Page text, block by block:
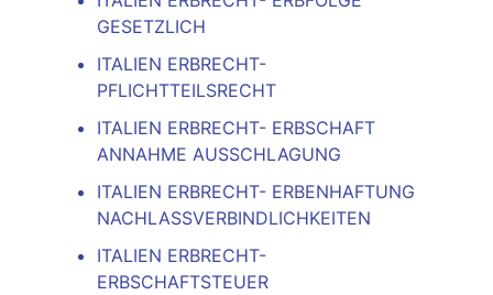
GESETZLICH
ITALIEN ERBRECHT-
PFLICHTTEILSRECHT
ITALIEN ERBRECHT- ERBSCHAFT
ANNAHME AUSSCHLAGUNG
ITALIEN ERBRECHT- ERBENHAFTUNG
NACHLASSVERBINDLICHKEITEN
ITALIEN ERBRECHT-
ERBSCHAFTSTEUER